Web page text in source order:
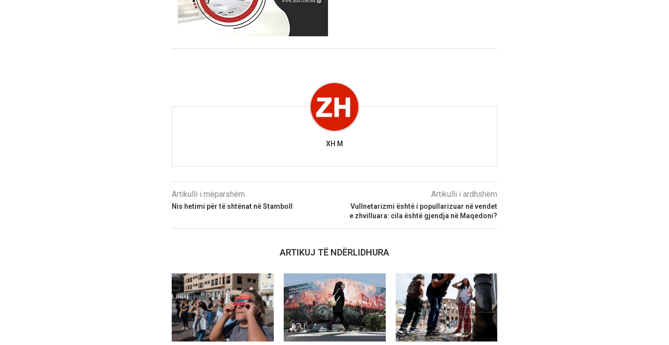
XH M
Artikulli i mëparshëm
Nis hetimi për të shtënat në Stamboll
Artikulli i ardhshëm
Vullnetarizmi është i popullarizuar në vendet
e zhvilluara: cila është gjendja në Maqedoni?
ARTIKUJ TË NDËRLIDHURA